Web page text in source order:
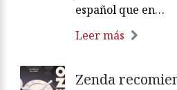
español que en…
Leer más
Zenda